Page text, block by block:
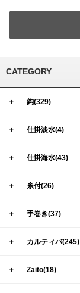
CATEGORY
＋ 鈎(329)
＋ 仕掛淡水(4)
＋ 仕掛海水(43)
＋ 糸付(26)
＋ 手巻き(37)
＋ カルティバ(245)
＋ Zaito(18)